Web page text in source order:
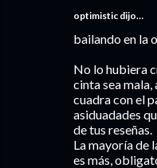
optimistic dijo…
bailando en la
No lo hubiera
cinta sea
cuadra con el
asiduadades
de tus reseñas.
La mayoría de
es más,